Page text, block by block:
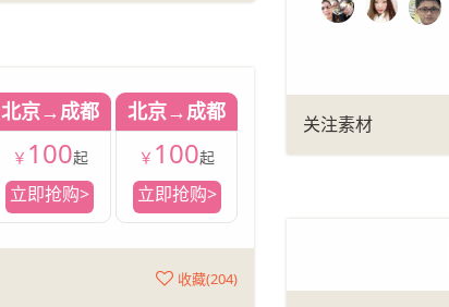
关注素材
北京→成都
￥ 100起
立即抢购>
北京→成都
￥ 100起
立即抢购>
收藏(204)